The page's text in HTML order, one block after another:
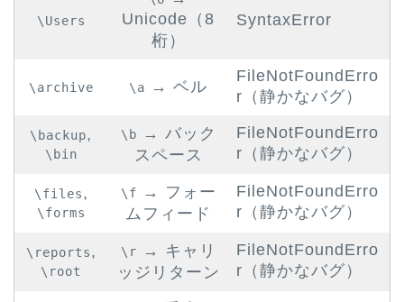
\Users
Unicode（8
桁）
SyntaxError
\archive \a → ベル
FileNotFoundErro
r（静かなバグ）
\backup,
\bin
\b
→ バック
スペース
FileNotFoundErro
r（静かなバグ）
\files,
\forms
\f
→ フォー
ムフィード
FileNotFoundErro
r（静かなバグ）
\reports,
\root
\r
→ キャリ
ッジリターン
FileNotFoundErro
r（静かなバグ）